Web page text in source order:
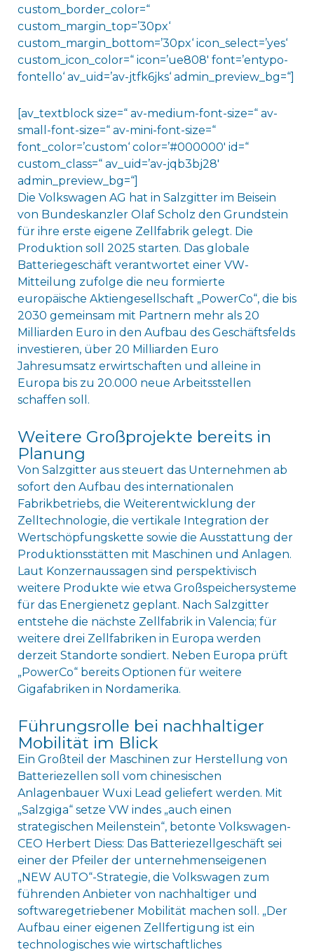
custom_border_color=“
custom_margin_top=’30px‘
custom_margin_bottom=’30px‘ icon_select=’yes‘
custom_icon_color=“ icon=’ue808′ font=’entypo-
fontello‘ av_uid=’av-jtfk6jks‘ admin_preview_bg=“]
[av_textblock size=“ av-medium-font-size=“ av-
small-font-size=“ av-mini-font-size=“
font_color=’custom‘ color=’#000000′ id=“
custom_class=“ av_uid=’av-jqb3bj28′
admin_preview_bg=“]
Die Volkswagen AG hat in Salzgitter im Beisein
von Bundeskanzler Olaf Scholz den Grundstein
für ihre erste eigene Zellfabrik gelegt. Die
Produktion soll 2025 starten. Das globale
Batteriegeschäft verantwortet einer VW-
Mitteilung zufolge die neu formierte
europäische Aktiengesellschaft „PowerCo“, die bis
2030 gemeinsam mit Partnern mehr als 20
Milliarden Euro in den Aufbau des Geschäftsfelds
investieren, über 20 Milliarden Euro
Jahresumsatz erwirtschaften und alleine in
Europa bis zu 20.000 neue Arbeitsstellen
schaffen soll.
Weitere Großprojekte bereits in
Planung
Von Salzgitter aus steuert das Unternehmen ab
sofort den Aufbau des internationalen
Fabrikbetriebs, die Weiterentwicklung der
Zelltechnologie, die vertikale Integration der
Wertschöpfungskette sowie die Ausstattung der
Produktionsstätten mit Maschinen und Anlagen.
Laut Konzernaussagen sind perspektivisch
weitere Produkte wie etwa Großspeichersysteme
für das Energienetz geplant. Nach Salzgitter
entstehe die nächste Zellfabrik in Valencia; für
weitere drei Zellfabriken in Europa werden
derzeit Standorte sondiert. Neben Europa prüft
„PowerCo“ bereits Optionen für weitere
Gigafabriken in Nordamerika.
Führungsrolle bei nachhaltiger
Mobilität im Blick
Ein Großteil der Maschinen zur Herstellung von
Batteriezellen soll vom chinesischen
Anlagenbauer Wuxi Lead geliefert werden. Mit
„Salzgiga“ setze VW indes „auch einen
strategischen Meilenstein“, betonte Volkswagen-
CEO Herbert Diess: Das Batteriezellgeschäft sei
einer der Pfeiler der unternehmenseigenen
„NEW AUTO“-Strategie, die Volkswagen zum
führenden Anbieter von nachhaltiger und
softwaregetriebener Mobilität machen soll. „Der
Aufbau einer eigenen Zellfertigung ist ein
technologisches wie wirtschaftliches